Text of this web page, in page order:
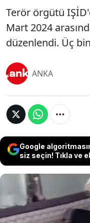
Terör örgütü
Mart 2024
düzenlendi. Üç
ANKA
Google
siz seçin! Tıkla ve